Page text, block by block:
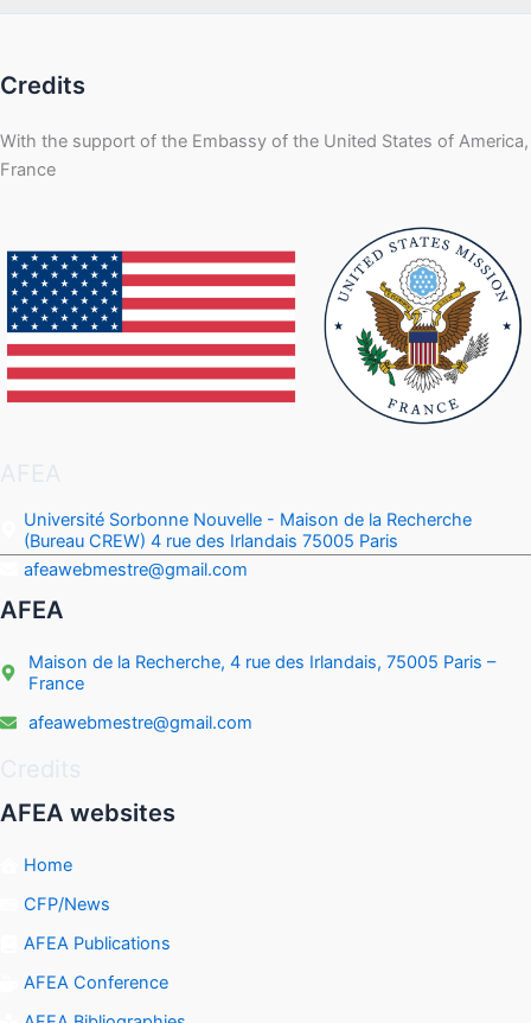
Credits
With the support of the Embassy of the United States of America,
France
Université Sorbonne Nouvelle - Maison de la Recherche
(Bureau CREW) 4 rue des Irlandais 75005 Paris
afeawebmestre@gmail.com
AFEA
Maison de la Recherche, 4 rue des Irlandais, 75005 Paris –
France
afeawebmestre@gmail.com
AFEA websites
Home
CFP/News
AFEA Publications
AFEA Conference